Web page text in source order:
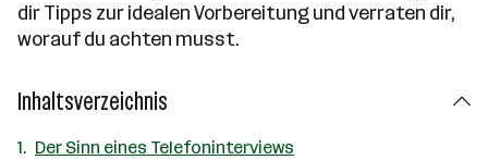
Inhaltsverzeichnis
Der Sinn eines Telefoninterviews
dir Tipps zur idealen Vorbereitung und verraten dir,
worauf du achten musst.